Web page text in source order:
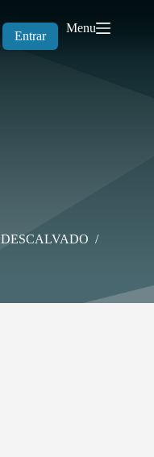
Entrar
Menu
DESCALVADO /